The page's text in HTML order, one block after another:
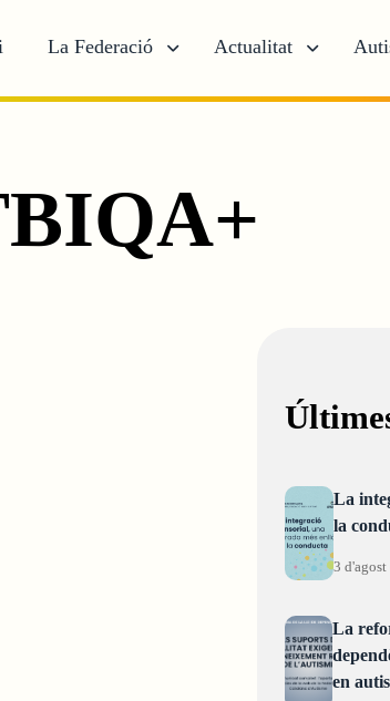
La Federació Actualitat
La
la
3 d'agost
La
en